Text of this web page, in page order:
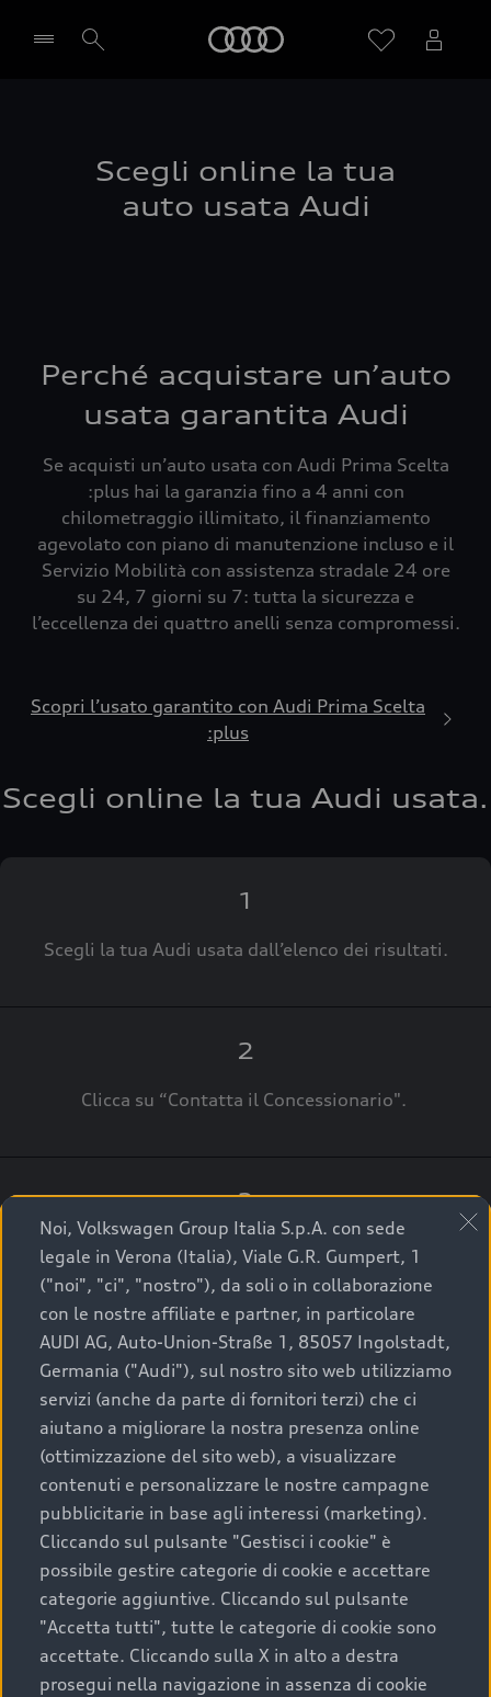
Scegli online la tua
auto usata Audi
Perché acquistare un’auto
usata garantita Audi
Se acquisti un’auto usata con Audi Prima Scelta
:plus hai la garanzia fino a 4 anni con
chilometraggio illimitato, il finanziamento
agevolato con piano di manutenzione incluso e il
Servizio Mobilità con assistenza stradale 24 ore
su 24, 7 giorni su 7: tutta la sicurezza e
l’eccellenza dei quattro anelli senza compromessi.
Scopri l’usato garantito con Audi Prima Scelta
:plus
Scegli online la tua Audi usata.
1
Scegli la tua Audi usata dall’elenco dei risultati.
2
Clicca su “Contatta il Concessionario".
3
A breve verrai ricontattato dal Customer Care
Audi Center o direttamente dal Concessionario
che ti supporterà per finalizzare la tua richiesta.
La qualità di acquistare
un’auto usata Audi
Scegliere un’auto usata è una decisione che coniuga
convenienza, affidabilità e sostenibilità. Per fare un
acquisto sicuro, è essenziale considerare aspetti
determinanti come la garanzia inclusa e l’affidabilità del
marchio. Audi offre l’auto usata perfetta tramite Audi
Prima Scelta :plus
Noi, Volkswagen Group Italia S.p.A. con sede
legale in Verona (Italia), Viale G.R. Gumpert, 1
("noi", "ci", "nostro"), da soli o in collaborazione
con le nostre affiliate e partner, in particolare
AUDI AG, Auto-Union-Straße 1, 85057 Ingolstadt,
Germania ("Audi"), sul nostro sito web utilizziamo
servizi (anche da parte di fornitori terzi) che ci
aiutano a migliorare la nostra presenza online
(ottimizzazione del sito web), a visualizzare
contenuti e personalizzare le nostre campagne
pubblicitarie in base agli interessi (marketing).
Cliccando sul pulsante "Gestisci i cookie" è
possibile gestire categorie di cookie e accettare
categorie aggiuntive. Cliccando sul pulsante
"Accetta tutti", tutte le categorie di cookie sono
accettate. Cliccando sulla X in alto a destra
prosegui nella navigazione in assenza di cookie